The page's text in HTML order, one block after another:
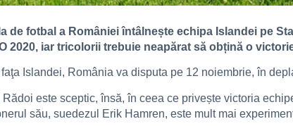
de fotbal a României întâlnește echipa Islandei pe
2020, iar tricolorii trebuie neapărat să obțină o
Islandei, România va disputa pe 12 noiembrie, în
este sceptic, însă, în ceea ce privește victoria
său, suedezul Erik Hamren, este mult mai